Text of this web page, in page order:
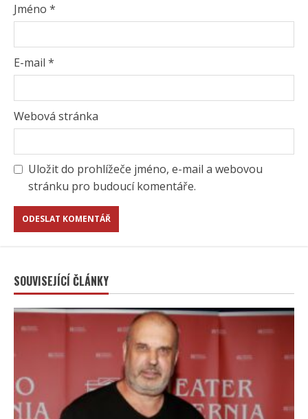
Jméno *
E-mail *
Webová stránka
Uložit do prohlížeče jméno, e-mail a webovou
stránku pro budoucí komentáře.
SOUVISEJÍCÍ ČLÁNKY